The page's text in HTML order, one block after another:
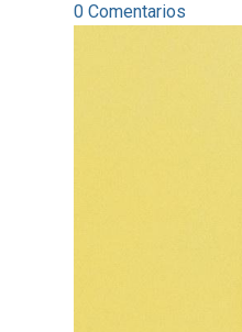
0 Comentarios